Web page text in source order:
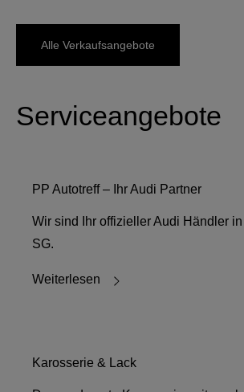
Alle Verkaufsangebote
Serviceangebote
PP Autotreff – Ihr Audi Partner
Wir sind Ihr offizieller Audi Händler
SG.
Weiterlesen
Karosserie & Lack